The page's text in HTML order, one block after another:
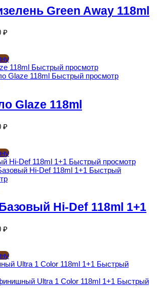
Green Away 118ml
₽
Быстрый просмотр
Быстрый просмотр
Glaze 118ml
₽
Быстрый просмотр
Быстрый
Hi-Def 118ml 1+1
₽
Быстрый
Быстрый